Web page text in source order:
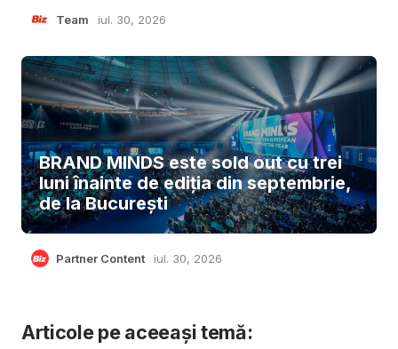
Team iul. 30, 2026
BRAND MINDS este sold out cu trei
luni înainte de ediția din septembrie,
de la București
Partner Content iul. 30, 2026
Articole pe aceeași temă: